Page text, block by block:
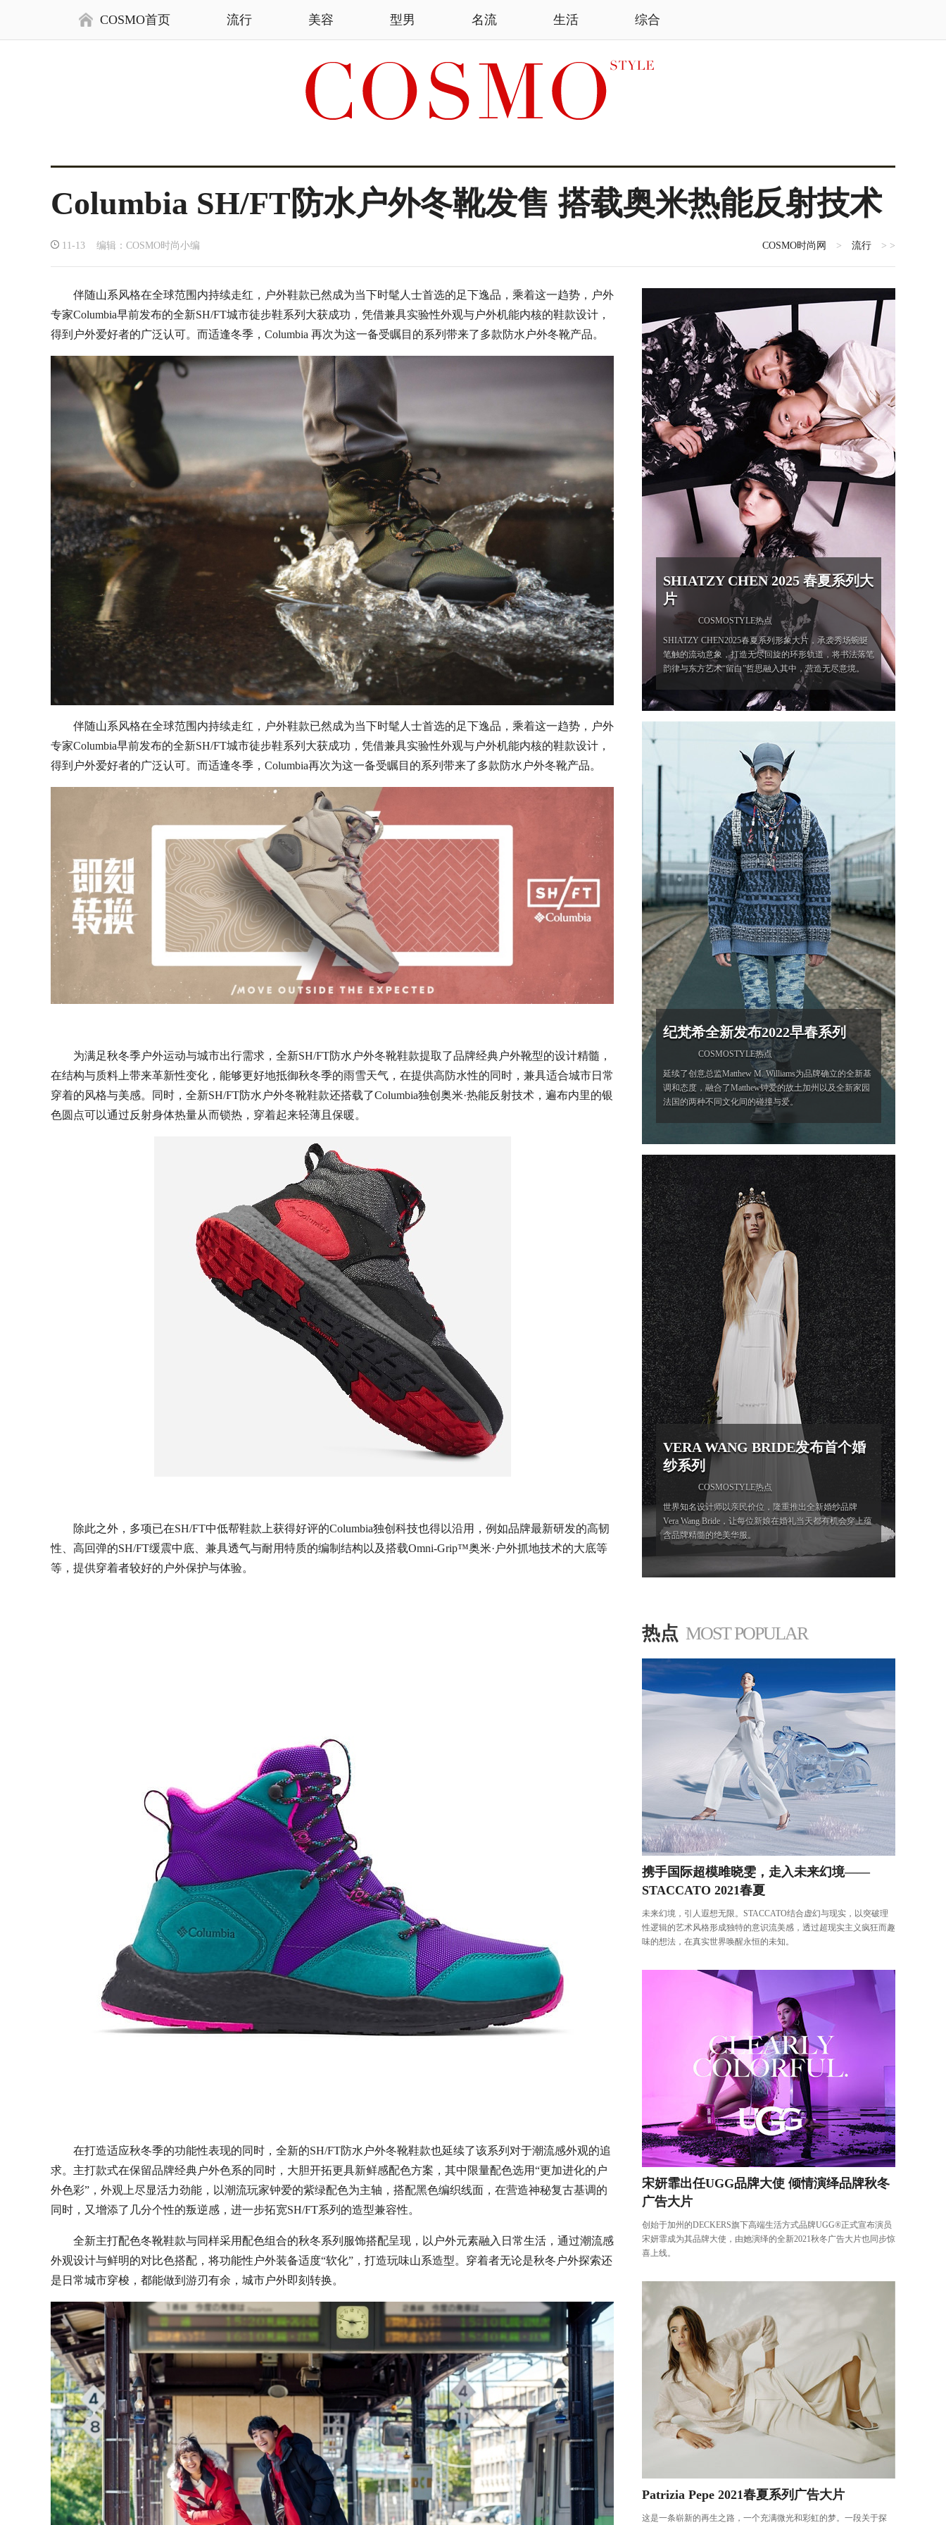
COSMO首页 流行 美容 型男 名流 生活 综合
Columbia SH/FT防水户外冬靴发售 搭载奥米热能反射技术
11-13 编辑：COSMO时尚小编 COSMO时尚网 > 流行 > >
伴随山系风格在全球范围内持续走红，户外鞋款已然成为当下时髦 人士首选的足下逸品，乘着这一趋势，户外
专家Columbia早前发布的全新SH/FT城市徒步鞋系列大获成功，凭借兼具实验性外观与户外机能内核的鞋款设计，
得到户外爱好者的广泛认可。而适逢冬季，Columbia 再次为这一备受瞩目的系列带来了多款防水户外冬靴产品。
伴随山系风格在全球范围内持续走红，户外鞋款已然成为当下时髦 人士首选的足下逸品，乘着这一趋势，户外
专家Columbia早前发布的全新SH/FT城市徒步鞋系列大获成功，凭借兼具实验性外观与户外机能内核的鞋款设计，
得到户外爱好者的广泛认可。而适逢冬季，Columbia再次为这一备受瞩目的系列带来了多款防水户外冬靴产品。
为满足秋冬季户外运动与城市出行需求，全新SH/FT防水户外冬靴鞋款提取了品牌经典户外靴型的设计精髓，
在结构与质料上带来革新性变化，能够更好地抵御秋冬季的雨雪天气，在提供高防水性的同时，兼具适合城市日常
穿着的风格与美感。同时，全新SH/FT防水户外冬靴鞋款还搭载了Columbia独创奥米·热能反射技术，遍布内里的银
色圆点可以通过反射身体热量从而锁热，穿着起来轻薄且保暖。
除此之外，多项已在SH/FT中低帮鞋款上获得好评的Columbia独创科技也得以沿用，例如品牌最新研发的高韧
性、高回弹的SH/FT缓震中底、兼具透气与耐用特质的编制结构以及搭载Omni-Grip™奥米·户外抓地技术的大底等
等，提供穿着者较好的户外保护与体验。
在打造适应秋冬季的功能性表现的同时，全新的SH/FT防水户外冬靴鞋款也延续了该系列对于潮流感外观的追
求。主打款式在保留品牌经典户外色系的同时，大胆开拓更具新鲜感配色方案，其中限量配色选用“更加进化的户
外色彩”，外观上尽显活力劲能，以潮流玩家钟爱的紫绿配色为主轴，搭配黑色编织线面，在营造神秘复古基调的
同时，又增添了几分个性的叛逆感，进一步拓宽SH/FT系列的造型兼容性。
全新主打配色冬靴鞋款与同样采用配色组合的秋冬系列 服饰搭配呈现，以户外元素融入日常生活，通过潮流感
外观设计与鲜明的对比色搭配，将功能性户外装备适度“软化”，打造玩味山系造型。穿着者无论是秋冬户外探索还
是日常城市穿梭，都能做到游刃有余，城市户外即刻转换。
SHIATZY CHEN 2025 春夏系列大
片
COSMOSTYLE热点
SHIATZY CHEN2025春夏系列形象大片，承袭秀场蜿蜒
笔触的流动意象，打造无尽回旋的环形轨道，将书法落笔
韵律与东方艺术“留白”哲思融入其中，营造无尽意境。
纪梵希全新发布2022早春系列
COSMOSTYLE热点
延续了创意总监Matthew M. Williams为品牌确立的全新基
调和态度，融合了Matthew钟爱的故土加州以及全新家园
法国的两种不同文化间的碰撞与爱。
VERA WANG BRIDE发布首个婚
纱系列
COSMOSTYLE热点
世界知名设计师以亲民价位，隆重推出全新婚纱品牌
Vera Wang Bride，让每位新娘在婚礼当天都有机会穿上蕴
含品牌精髓的绝美华服。
热点 MOST POPULAR
携手国际超模雎晓雯，走入未来幻境——
STACCATO 2021春夏
未来幻境，引人遐想无限。STACCATO结合虚幻与现实，以突破理
性逻辑的艺术风格形成独特的意识流美感，透过超现实主义疯狂而趣
味的想法，在真实世界唤醒永恒的未知。
宋妍霏出任UGG品牌大使 倾情演绎品牌秋冬
广告大片
创始于加州的DECKERS旗下高端生活方式品牌UGG®正式宣布演员
宋妍霏成为其品牌大使，由她演绎的全新2021秋冬广告大片也同步惊
喜上线。
Patrizia Pepe 2021春夏系列广告大片
这是一条崭新的再生之路，一个充满微光和彩虹的梦。一段关于探